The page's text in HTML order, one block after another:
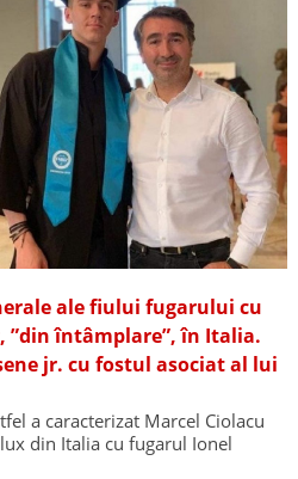
ale fiului fugarului cu
”din întâmplare”, în Italia.
jr. cu fostul asociat al lui
a caracterizat Marcel Ciolacu
din Italia cu fugarul Ionel